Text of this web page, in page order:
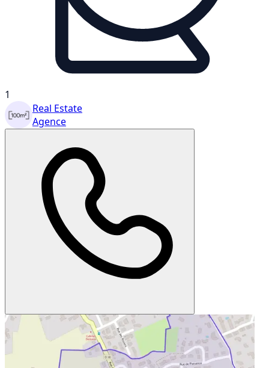
1
Real Estate
Agence